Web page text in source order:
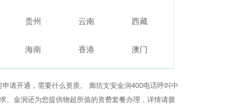
贵州 云南 西藏
海南 香港 澳门
请开通，需要什么资质。 廊坊文安金润400电话呼叫中
。金润还为您提供物超所值的资费套餐办理，详情请拨